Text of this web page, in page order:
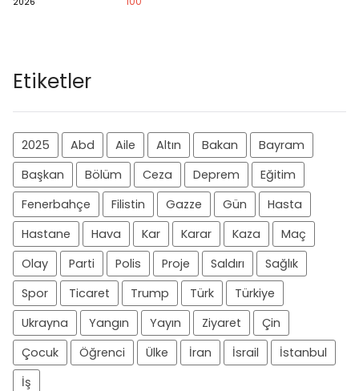
Etiketler
2025 Abd Aile Altın Bakan
Bayram
Başkan
Bölüm Ceza Deprem
Eğitim
Fenerbahçe
Filistin Gazze Gün
Hasta
Hastane
Hava Kar Karar Kaza
Maç
Olay
Parti Polis Proje Saldırı
Sağlık
Spor
Ticaret Trump Türk
Türkiye
Ukrayna
Yangın Yayın Ziyaret
Çin
Çocuk
Öğrenci Ülke İran İsrail
İstanbul
İş